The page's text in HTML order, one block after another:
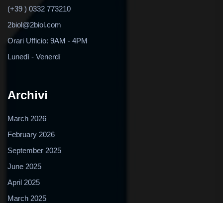
(+39 ) 0332 773210
2biol@2biol.com
Orari Ufficio: 9AM - 4PM
Lunedì - Venerdì
Archivi
March 2026
February 2026
September 2025
June 2025
April 2025
March 2025